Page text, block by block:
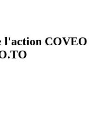
l'action COVEO